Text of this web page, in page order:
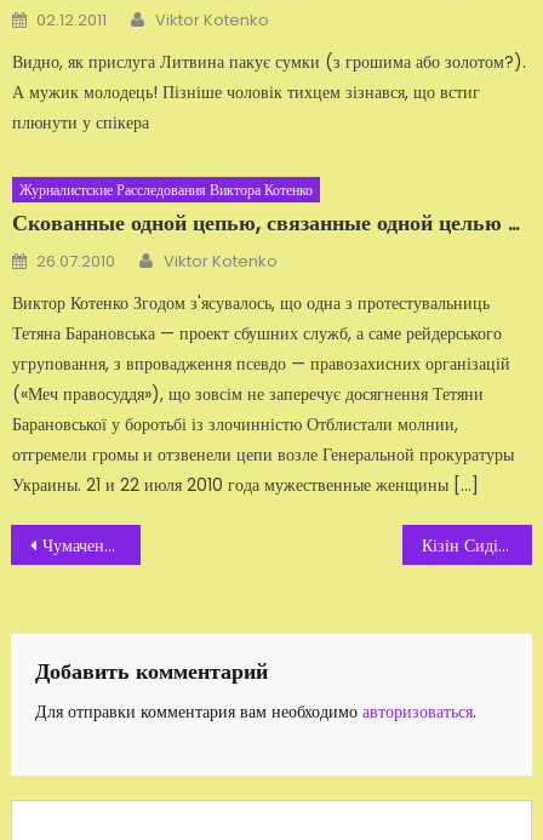
Добавлено
02.12.2011 Автор
Viktor Kotenko
Видно, як прислуга Литвина пакує сумки (з грошима або золотом?).
А мужик молодець! Пізніше чоловік тихцем зізнався, що встиг
плюнути у спікера
Журналистские Расследования Виктора Котенко
Скованные одной цепью, связанные одной целью …
Добавлено
26.07.2010 Автор
Viktor Kotenko
Виктор Котенко Згодом з'ясувалось, що одна з протестувальниць
Тетяна Барановська — проект сбушних служб, а саме рейдерського
угруповання, з впровадження псевдо — правозахисних організацій
(«Меч правосуддя»), що зовсім не заперечує досягнення Тетяни
Барановської у боротьбі із злочинністю Отблистали молнии,
отгремели громы и отзвенели цепи возле Генеральной прокуратуры
Украины. 21 и 22 июля 2010 года мужественные женщины […]
Навигация
записям
Чумаченко Анатолій Іванович, прокурор Кізін Сидір, губернатор Житомирщини
Добавить комментарий
Для отправки комментария вам необходимо авторизоваться.